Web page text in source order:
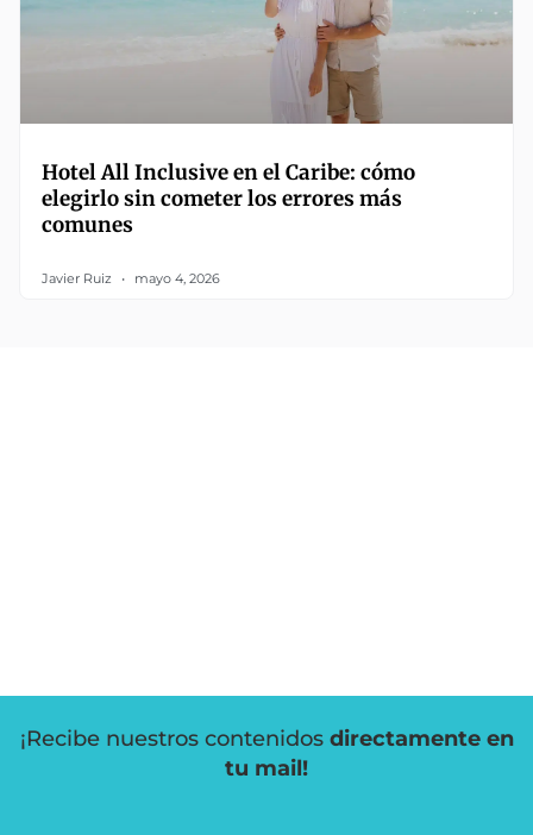
Hotel All Inclusive en el Caribe: cómo
elegirlo sin cometer los errores más
comunes
Javier Ruiz mayo 4, 2026
¡Recibe nuestros contenidos directamente en
tu mail!